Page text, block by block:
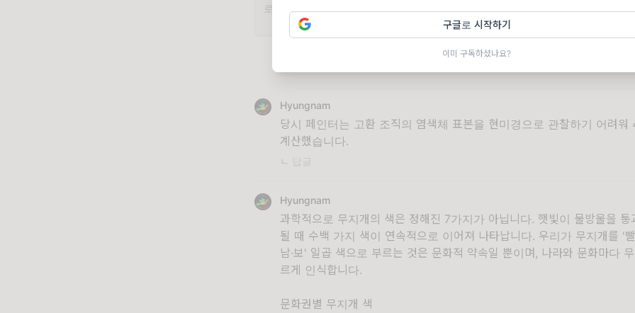
구글로 시작하기
이미 구독하셨나요?
Hyungnam
당시 페인터는 고환 조직의 염색체 표본을 현미경으로 관찰하기 어려워
계산했습니다.
ㄴ 답글
Hyungnam
과학적으로 무지개의 색은 정해진 7가지가 아닙니다. 햇빛이 물방울을 통
될 때 수백 가지 색이 연속적으로 이어져 나타납니다. 우리가 무지개를 '빨·
남·보' 일곱 색으로 부르는 것은 문화적 약속일 뿐이며, 나라와 문화마다
르게 인식합니다.
문화권별 무지개 색